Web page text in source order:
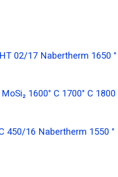
02/17 Nabertherm 1650 °
1600° C 1700° C 1800
450/16 Nabertherm 1550 °